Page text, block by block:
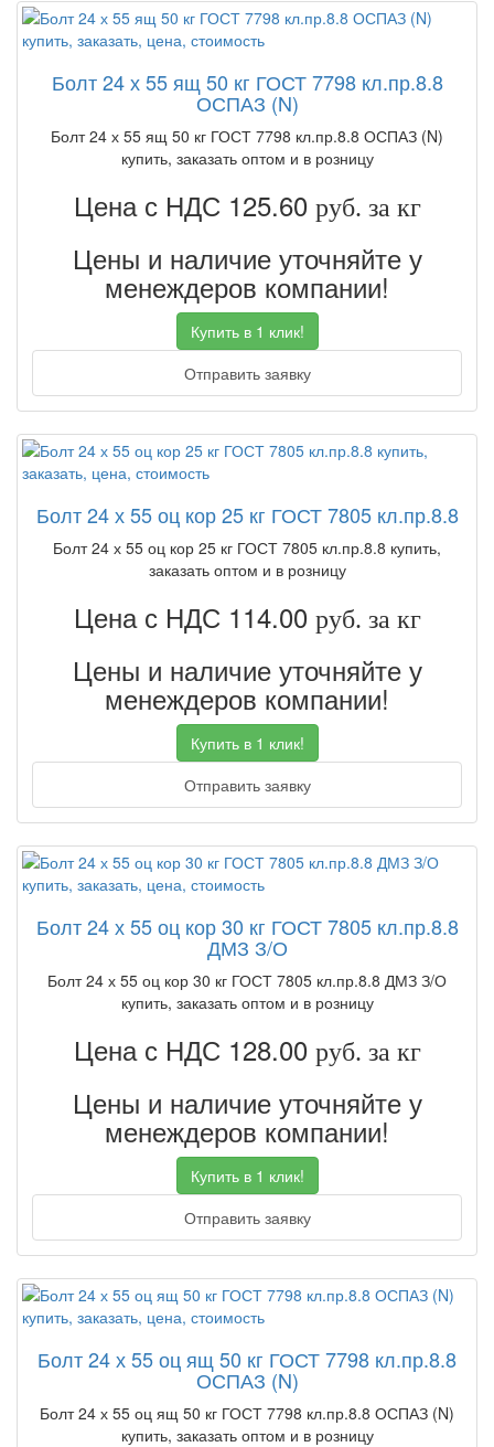
Болт 24 х 55 ящ 50 кг ГОСТ 7798 кл.пр.8.8
ОСПАЗ (N)
Болт 24 х 55 ящ 50 кг ГОСТ 7798 кл.пр.8.8 ОСПАЗ (N)
купить, заказать оптом и в розницу
Цена с НДС 125.60 руб. за кг
Цены и наличие уточняйте у
менеждеров компании!
Купить в 1 клик!
Отправить заявку
Болт 24 х 55 оц кор 25 кг ГОСТ 7805 кл.пр.8.8
Болт 24 х 55 оц кор 25 кг ГОСТ 7805 кл.пр.8.8 купить,
заказать оптом и в розницу
Цена с НДС 114.00 руб. за кг
Цены и наличие уточняйте у
менеждеров компании!
Купить в 1 клик!
Отправить заявку
Болт 24 х 55 оц кор 30 кг ГОСТ 7805 кл.пр.8.8
ДМЗ З/О
Болт 24 х 55 оц кор 30 кг ГОСТ 7805 кл.пр.8.8 ДМЗ З/О
купить, заказать оптом и в розницу
Цена с НДС 128.00 руб. за кг
Цены и наличие уточняйте у
менеждеров компании!
Купить в 1 клик!
Отправить заявку
Болт 24 х 55 оц ящ 50 кг ГОСТ 7798 кл.пр.8.8
ОСПАЗ (N)
Болт 24 х 55 оц ящ 50 кг ГОСТ 7798 кл.пр.8.8 ОСПАЗ (N)
купить, заказать оптом и в розницу